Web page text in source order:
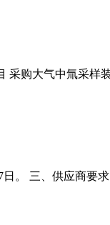
采购大气中氚采样
。 三、供应商要